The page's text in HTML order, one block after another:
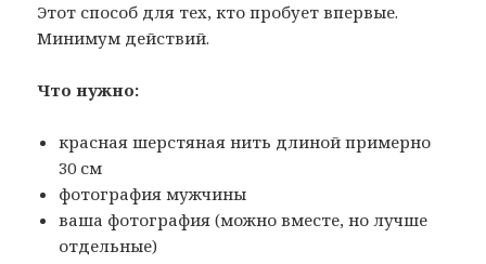
Этот способ для тех, кто пробует впервые.
Минимум действий.
Что нужно:
красная шерстяная нить длиной примерно
30 см
фотография мужчины
ваша фотография (можно вместе, но лучше
отдельные)